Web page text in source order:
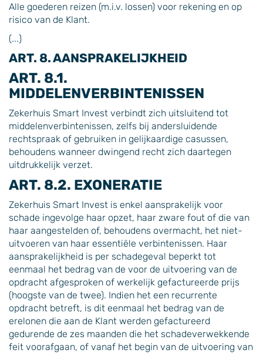
Alle goederen reizen (m.i.v. lossen) voor rekening en op
risico van de Klant.
(...)
ART. 8. AANSPRAKELIJKHEID
ART. 8.1.
MIDDELENVERBINTENISSEN
Zekerhuis Smart Invest verbindt zich uitsluitend tot
middelenverbintenissen, zelfs bij andersluidende
rechtspraak of gebruiken in gelijkaardige casussen,
behoudens wanneer dwingend recht zich daartegen
uitdrukkelijk verzet.
ART. 8.2. EXONERATIE
Zekerhuis Smart Invest is enkel aansprakelijk voor
schade ingevolge haar opzet, haar zware fout of die van
haar aangestelden of, behoudens overmacht, het niet-
uitvoeren van haar essentiële verbintenissen. Haar
aansprakelijkheid is per schadegeval beperkt tot
eenmaal het bedrag van de voor de uitvoering van de
opdracht afgesproken of werkelijk gefactureerde prijs
(hoogste van de twee). Indien het een recurrente
opdracht betreft, is dit eenmaal het bedrag van de
erelonen die aan de Klant werden gefactureerd
gedurende de zes maanden die het schadeverwekkende
feit voorafgaan, of vanaf het begin van de uitvoering van